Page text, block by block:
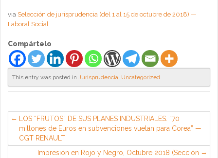
via Selección de jurisprudencia (del 1 al 15 de octubre de 2018) —
Laboral Social
Compártelo
This entry was posted in Jurisprudencia, Uncategorized.
LOS “FRUTOS” DE SUS PLANES INDUSTRIALES. “70
millones de Euros en subvenciones vuelan para Corea” —
CGT RENAULT
Impresión en Rojo y Negro, Octubre 2018 (Sección